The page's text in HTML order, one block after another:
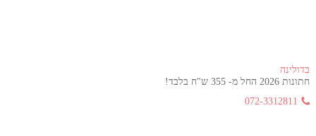
בדולינה
חתונות 2026 החל מ- 355 ש"ח בלבד!
072-3312811